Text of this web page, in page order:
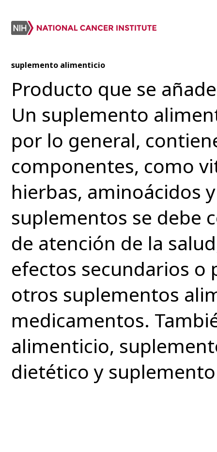
suplemento alimenticio
Producto que se
Un suplemento
por lo general,
componentes, como
hierbas, aminoácidos
suplementos se debe
de atención de la
efectos secundarios
otros suplementos
medicamentos.
alimenticio,
dietético y